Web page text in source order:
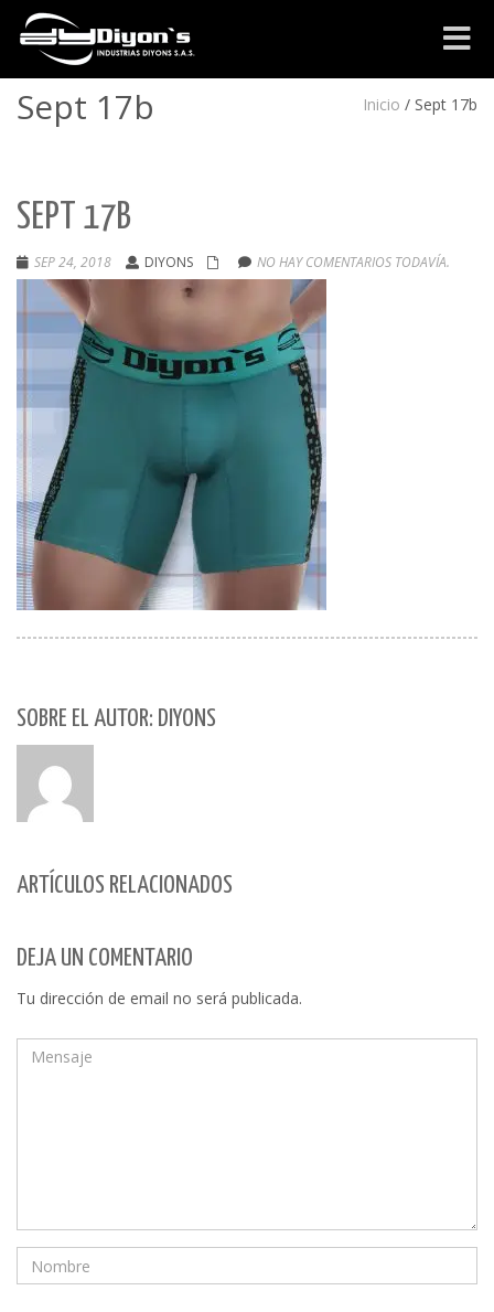
Sept 17b Inicio / Sept 17b
SEPT 17B
SEP 24, 2018 DIYONS NO HAY COMENTARIOS TODAVÍA.
SOBRE EL AUTOR: DIYONS
ARTÍCULOS RELACIONADOS
DEJA UN COMENTARIO
Tu dirección de email no será publicada.